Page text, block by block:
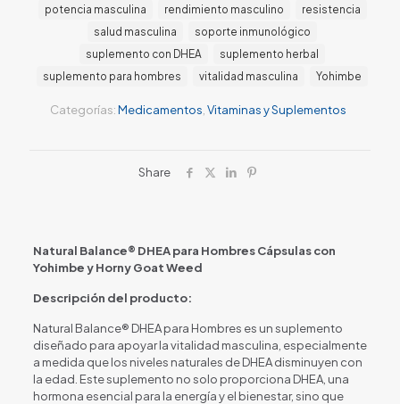
Categorías:Medicamentos Vitaminas y Suplementos
potencia masculina
rendimiento masculino
resistencia
salud masculina
soporte inmunológico
suplemento con DHEA
suplemento herbal
suplemento para hombres
vitalidad masculina Yohimbe
Share
Natural Balance® DHEA para Hombres Cápsulas con
Yohimbe y Horny Goat Weed
Descripción del producto:
Natural Balance® DHEA para Hombres es un suplemento
diseñado para apoyar la vitalidad masculina, especialmente
a medida que los niveles naturales de DHEA disminuyen con
la edad. Este suplemento no solo proporciona DHEA, una
hormona esencial para la energía y el bienestar, sino que